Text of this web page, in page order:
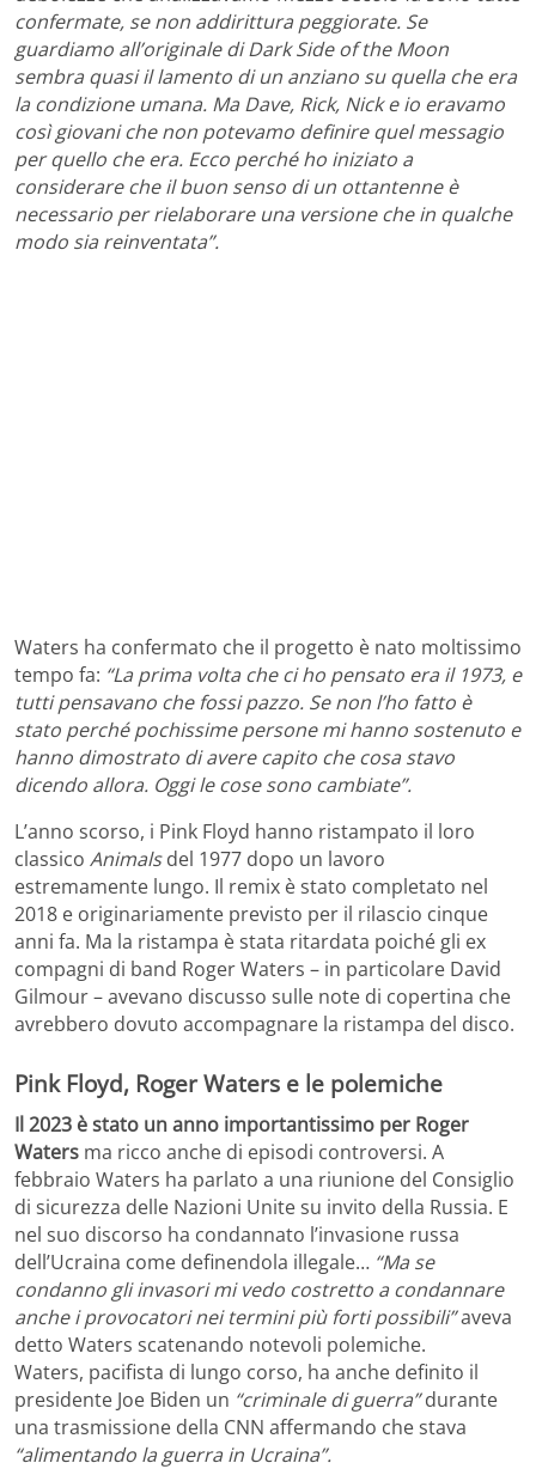
confermate, se non addirittura peggiorate. Se
guardiamo all’originale di Dark Side of the Moon
sembra quasi il lamento di un anziano su quella che era
la condizione umana. Ma Dave, Rick, Nick e io eravamo
così giovani che non potevamo definire quel messagio
per quello che era. Ecco perché ho iniziato a
considerare che il buon senso di un ottantenne è
necessario per rielaborare una versione che in qualche
modo sia reinventata”.
Waters ha confermato che il progetto è nato moltissimo
tempo fa: “La prima volta che ci ho pensato era il 1973, e
tutti pensavano che fossi pazzo. Se non l’ho fatto è
stato perché pochissime persone mi hanno sostenuto e
hanno dimostrato di avere capito che cosa stavo
dicendo allora. Oggi le cose sono cambiate”.
L’anno scorso, i Pink Floyd hanno ristampato il loro
classico Animalsdel 1977 dopo un lavoro
estremamente lungo. Il remix è stato completato nel
2018 e originariamente previsto per il rilascio cinque
anni fa. Ma la ristampa è stata ritardata poiché gli ex
compagni di band Roger Waters – in particolare David
Gilmour – avevano discusso sulle note di copertina che
avrebbero dovuto accompagnare la ristampa del disco.
Pink Floyd, Roger Waters e le polemiche
Il 2023 è stato un anno importantissimo per Roger
Waters ma ricco anche di episodi controversi. A
febbraio Waters ha parlato a una riunione del Consiglio
di sicurezza delle Nazioni Unite su invito della Russia. E
nel suo discorso ha condannato l’invasione russa
dell’Ucraina come definendola illegale… “Ma se
condanno gli invasori mi vedo costretto a condannare
anche i provocatori nei termini più forti possibili”aveva
detto Waters scatenando notevoli polemiche.
Waters, pacifista di lungo corso, ha anche definito il
presidente Joe Biden un “criminale di guerra”durante
una trasmissione della CNN affermando che stava
“alimentando la guerra in Ucraina”.